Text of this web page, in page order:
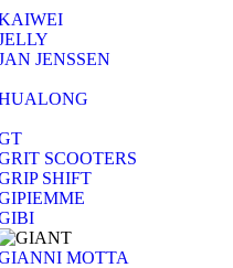
JENSSEN
SCOOTERS
SHIFT
MOTTA